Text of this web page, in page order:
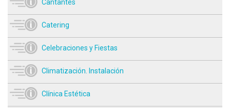
Cantantes
Catering
Celebraciones y Fiestas
Climatización. Instalación
Clínica Estética